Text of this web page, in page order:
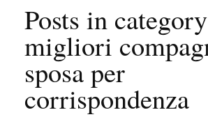
ABOUT US
SERVICES
Posts in
migliori
sposa per
corrispondenza